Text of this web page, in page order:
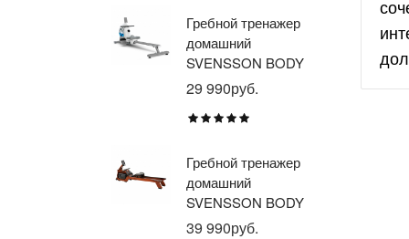
Гребной тренажер
домашний
SVENSSON BODY
LABS WHEELO
29 990руб.
Гребной тренажер
домашний
SVENSSON BODY
LABS WAVERUN
39 990руб.